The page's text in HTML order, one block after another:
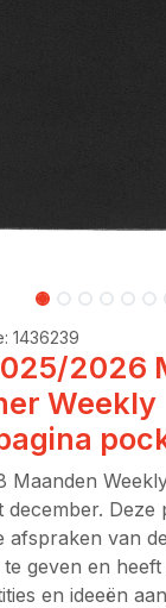
1436239
2026
Weekly
Maanden
december. Deze
afspraken van
geven en heeft
en ideeën